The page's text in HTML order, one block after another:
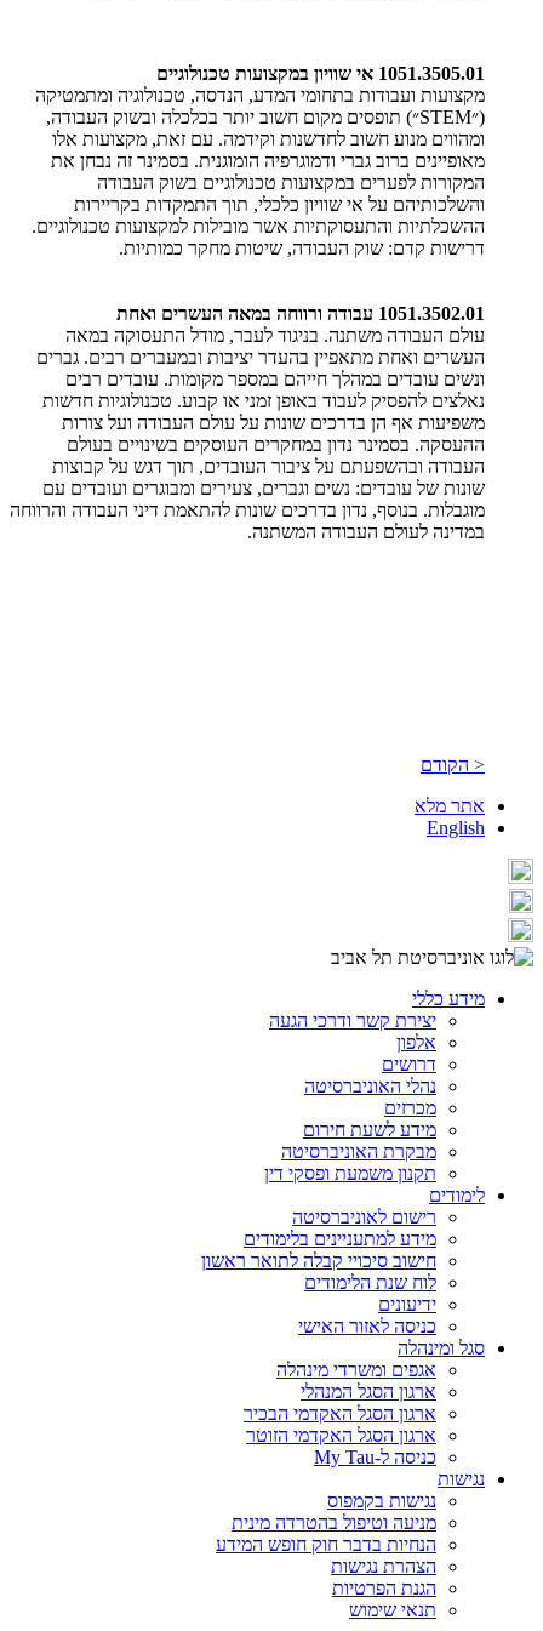
1051.3505.01 אי שוויון במקצועות טכנולוגיים
מקצועות ועבודות בתחומי המדע, הנדסה, טכנולוגיה ומתמטיקה
(״STEM״) תופסים מקום חשוב יותר בכלכלה ובשוק העבודה,
ומהווים מנוע חשוב לחדשנות וקידמה. עם זאת, מקצועות אלו
מאופיינים ברוב גברי ודמוגרפיה הומוגנית. בסמינר זה נבחן את
המקורות לפערים במקצועות טכנולוגיים בשוק העבודה
והשלכותיהם על אי שוויון כלכלי, תוך התמקדות בקריירות
ההשכלתיות והתעסוקתיות אשר מובילות למקצועות טכנולוגיים.
דרישות קדם: שוק העבודה, שיטות מחקר כמותיות.
1051.3502.01 עבודה ורווחה במאה העשרים ואחת
עולם העבודה משתנה. בניגוד לעבר, מודל התעסוקה במאה
העשרים ואחת מתאפיין בהעדר יציבות ובמעברים רבים. גברים
ונשים עובדים במהלך חייהם במספר מקומות. עובדים רבים
נאלצים להפסיק לעבוד באופן זמני או קבוע. טכנולוגיות חדשות
משפיעות אף הן בדרכים שונות על עולם העבודה ועל צורות
ההעסקה. בסמינר נדון במחקרים העוסקים בשינויים בעולם
העבודה ובהשפעתם על ציבור העובדים, תוך דגש על קבוצות
שונות של עובדים: נשים וגברים, צעירים ומבוגרים ועובדים עם
מוגבלות. בנוסף, נדון בדרכים שונות להתאמת דיני העבודה והרווחה
במדינה לעולם העבודה המשתנה.
< הקודם
אתר מלא
English
מידע כללי
יצירת קשר ודרכי הגעה
אלפון
דרושים
נהלי האוניברסיטה
מכרזים
מידע לשעת חירום
מבקרת האוניברסיטה
תקנון משמעת ופסקי דין
לימודים
רישום לאוניברסיטה
מידע למתעניינים בלימודים
חישוב סיכויי קבלה לתואר ראשון
לוח שנת הלימודים
ידיעונים
כניסה לאזור האישי
סגל ומינהלה
אגפים ומשרדי מינהלה
ארגון הסגל המנהלי
ארגון הסגל האקדמי הבכיר
ארגון הסגל האקדמי הזוטר
כניסה ל-My Tau
נגישות
נגישות בקמפוס
מניעה וטיפול בהטרדה מינית
הנחיות בדבר חוק חופש המידע
הצהרת נגישות
הגנת הפרטיות
תנאי שימוש